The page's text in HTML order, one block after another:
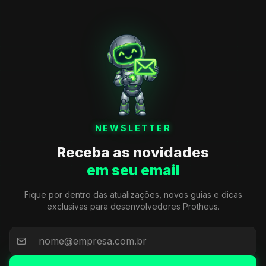
NEWSLETTER
Receba as novidades
em seu email
Fique por dentro das atualizações, novos guias e dicas
exclusivas para desenvolvedores Protheus.